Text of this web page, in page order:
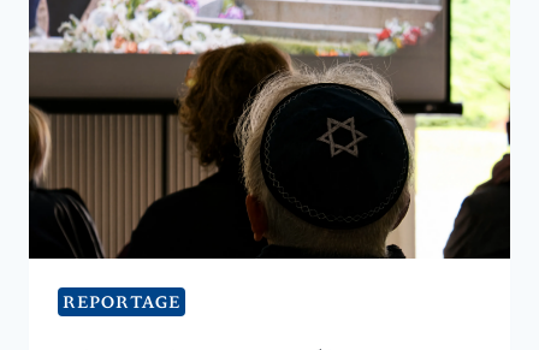
REPORTAGE